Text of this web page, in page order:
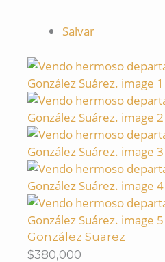
Salvar
González Suarez
$380,000